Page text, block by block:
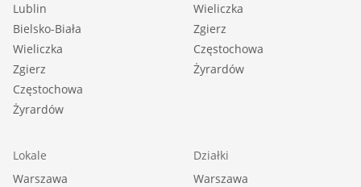
Lublin
Bielsko-Biała
Wieliczka
Zgierz
Częstochowa
Żyrardów
Wieliczka
Zgierz
Częstochowa
Żyrardów
Lokale
Warszawa
Działki
Warszawa